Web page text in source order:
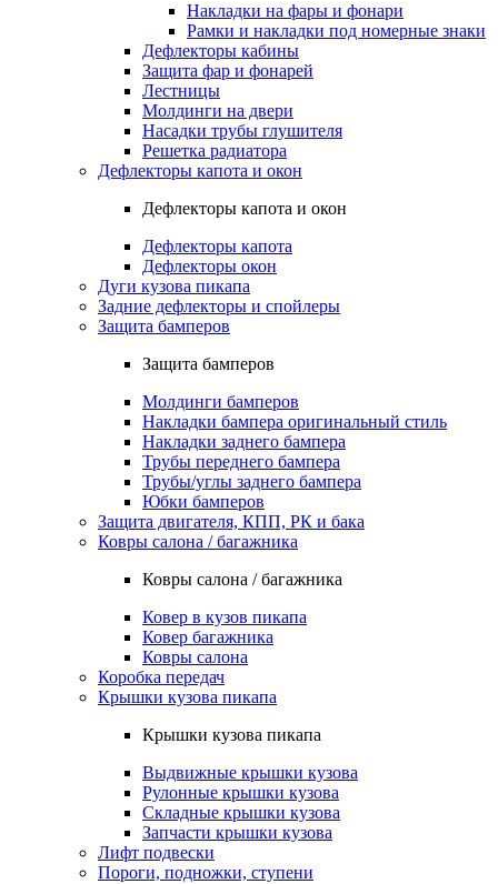
Накладки на фары и фонари
Рамки и накладки под номерные знаки
Дефлекторы кабины
Защита фар и фонарей
Лестницы
Молдинги на двери
Насадки трубы глушителя
Решетка радиатора
Дефлекторы капота и окон
Дефлекторы капота и окон
Дефлекторы капота
Дефлекторы окон
Дуги кузова пикапа
Задние дефлекторы и спойлеры
Защита бамперов
Защита бамперов
Молдинги бамперов
Накладки бампера оригинальный стиль
Накладки заднего бампера
Трубы переднего бампера
Трубы/углы заднего бампера
Юбки бамперов
Защита двигателя, КПП, РК и бака
Ковры салона / багажника
Ковры салона / багажника
Ковер в кузов пикапа
Ковер багажника
Ковры салона
Коробка передач
Крышки кузова пикапа
Крышки кузова пикапа
Выдвижные крышки кузова
Рулонные крышки кузова
Складные крышки кузова
Запчасти крышки кузова
Лифт подвески
Пороги, подножки, ступени